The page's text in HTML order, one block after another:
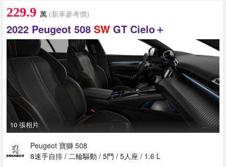
229.9 萬 (新車參考價)
2022 Peugeot 508 SW GT Cielo＋
10 張相片
Peugeot 寶獅 508
8速手自排 / 二輪驅動 / 5門 / 5人座 / 1.6 L